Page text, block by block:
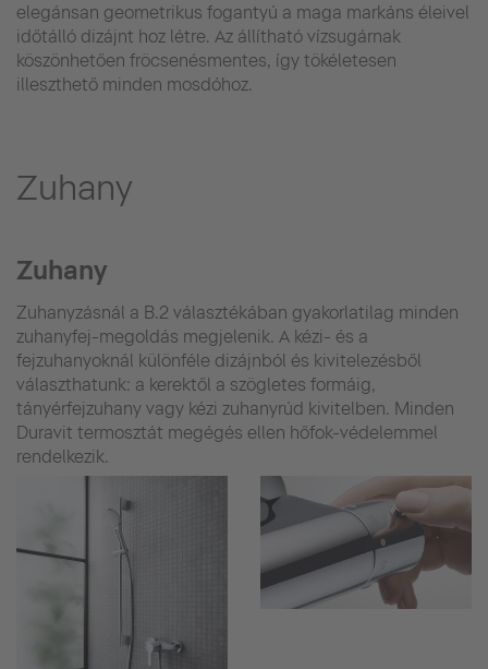
elegánsan geometrikus fogantyú a maga markáns éleivel
időtálló dizájnt hoz létre. Az állítható vízsugárnak
köszönhetően fröcsenésmentes, így tökéletesen
illeszthető minden mosdóhoz.
Zuhany
Zuhany
Zuhanyzásnál a B.2 választékában gyakorlatilag minden
zuhanyfej-megoldás megjelenik. A kézi- és a
fejzuhanyoknál különféle dizájnból és kivitelezésből
választhatunk: a kerektől a szögletes formáig,
tányérfejzuhany vagy kézi zuhanyrúd kivitelben. Minden
Duravit termosztát megégés ellen hőfok-védelemmel
rendelkezik.